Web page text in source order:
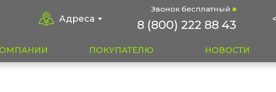
Адреса
Звонок бесплатный
8 (800) 222 88 43
ПОКУПАТЕЛЮ НОВОСТИ